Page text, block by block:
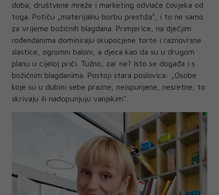
doba, društvene mreže i marketing odvlače čovjeka od
toga. Potiču „materijalnu borbu prestiža“, i to ne samo
za vrijeme božićnih blagdana. Primjerice, na dječjim
rođendanima dominiraju skupocjene torte i raznovrsne
slastice, ogromni baloni, a djeca kao da su u drugom
planu u cijeloj priči. Tužno, zar ne? Isto se događa i s
božićnim blagdanima. Postoji stara poslovica: „Osobe
koje su u dubini sebe prazne, neispunjene, nesretne, to
skrivaju ili nadopunjuju vanjskim“.